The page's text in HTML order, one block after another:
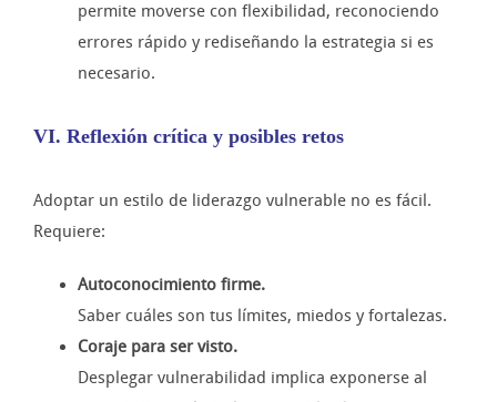
permite moverse con flexibilidad, reconociendo
errores rápido y rediseñando la estrategia si es
necesario.
VI. Reflexión crítica y posibles retos
Adoptar un estilo de liderazgo vulnerable no es fácil.
Requiere:
Autoconocimiento firme.
Saber cuáles son tus límites, miedos y fortalezas.
Coraje para ser visto.
Desplegar vulnerabilidad implica exponerse al